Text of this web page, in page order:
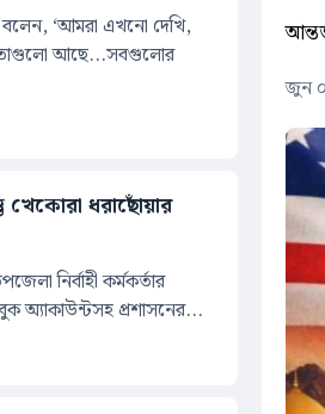
‘আমরা এখনো দেখি,
আছে...সবগুলোর
খেকোরা ধরাছোঁয়ার
নির্বাহী কর্মকর্তার
অ্যাকাউন্টসহ প্রশাসনের...
জুন